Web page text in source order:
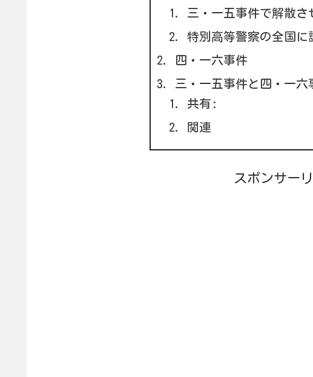
三・一五事件で解散さ
特別高等警察の全国に
四・一六事件
三・一五事件と四・一六
共有:
関連
スポンサー